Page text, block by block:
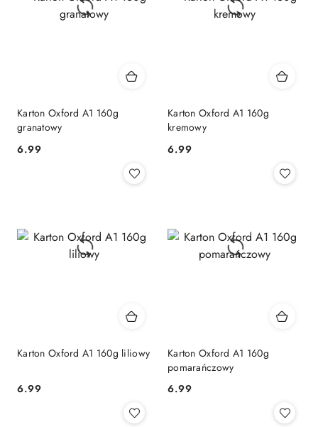
Karton Oxford A1 160g
granatowy
Cena:
6.99
Karton Oxford A1 160g
kremowy
Cena:
6.99
Karton Oxford A1 160g liliowy
Cena:
6.99
Karton Oxford A1 160g
pomarańczowy
Cena:
6.99